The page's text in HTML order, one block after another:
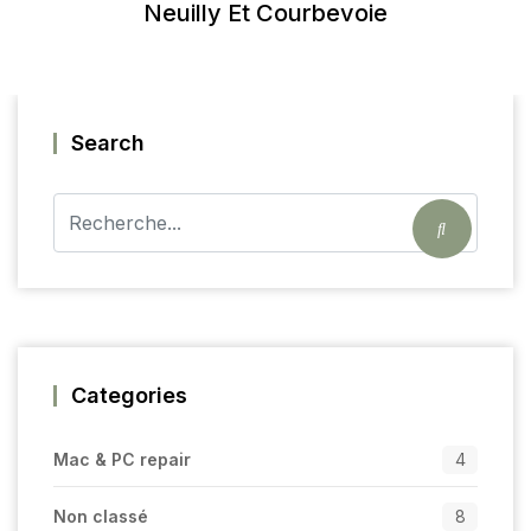
Neuilly Et Courbevoie
Search
Categories
Mac & PC repair 4
Non classé 8